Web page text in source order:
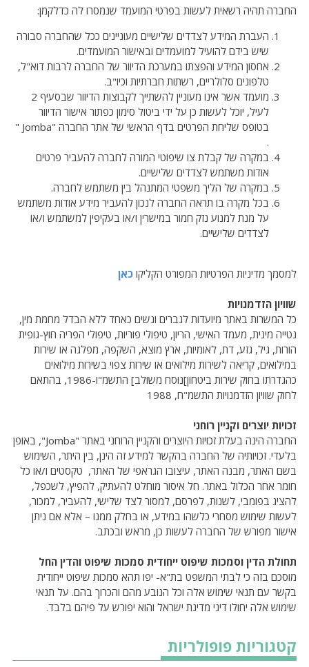
החברה תהיה רשאית לעשות בפרטי המועמד שנמסרו לה כדלקמן:
העברת המידע לצדדים שלישיים מעוניינים ככל שהחברה סבורה
שיש בידם להועיל למועמדים ובאישור המועמדים.
אחסון המידע והפצתו במערכת הדיוור של החברה לרבות דוא"ל,
טלפונים סלולריים, רשתות חברתיות וכיו"ב.
מועמד אשר אינו מעוניין להשתייך לקבוצות הדיוור שבסעיף 2
לעיל, יוכל לעשות כן על ידי ביטול סימון כפתור אישור הדיוור
בטופס שליחת הפרטים בדף הראשי של אתר החברה "Jomba "
.
במקרה של קבלת צו שיפוטי המורה לחברה להעביר פרטים
אודות משתמש לצדדים שלישיים.
במקרה של הליך משפטי המתנהל בין משתמש לחברה.
בכל מקרה בו תראה החברה לנכון להעביר מידע אודות משתמש
על מנת למנוע נזק חמור במישרין ו/או בעקיפין למשתמש ו/או
לצדדים שלישיים.
למסמך מדיניות הפרטיות המפורט הקליקו כאן
שוויון הזדמנויות
כל המשרות באתר מיועדות לגברים ונשים כאחד ללא הבדל מחמת מין,
נטייה מינית, מעמד האישי, הריון, טיפולי פוריות, טיפולי הפריה חוץ-גופית
הורות, גיל, גזע, דת, לאומיות, ארץ מוצא, השקפה, מפלגה או שירות
במילואים, קריאה לשירות מילואים או שירות צפוי בשירות מילואים
כהגדרתו בחוק שירות ביטחון]נוסח משולב] התשמ"ו-1986, בהתאם
לחוק שוויון הזדמנויות התשמ"ח, 1988
זכויות יוצרים וקניין רוחני
החברה הינה בעלת זכויות היוצרים והקניין הרוחני באתר "Jomba", באופן
בלעדי. זכויותיה של החברה בהקשר למידע זה הינן, בין היתר, השימוש
בשם האתר, מבנה האתר, עיצובו הגראפי של האתר, טקסטים ו/או כל
חומר אחר הכלול באתר. חל איסור מוחלט להעתיק, להפיץ, לשכפל,
להציג בפומבי, לשנות, לפרסם, למסור לצד שלישי, להעביר, למכור,
לעשות שימוש מסחרי כלשהו במידע, או בחלק ממנו – אלא אם ניתן
אישור מפורש של החברה לעשות כן, מראש ובכתב.
תחולת הדין וסמכות שיפוט ייחודית סמכות שיפוט והדין החל
מוסכם בזה כי לבתי המשפט בת"א- יפו תהא סמכות שיפוט ייחודית
בקשר עם תנאי שימוש אלה וכל הנובע מהם והכרוך בהם. על תנאי
שימוש אלה יחולו דיני מדינת ישראל והוא יפורש על פיהם בלבד.
קטגוריות פופולריות